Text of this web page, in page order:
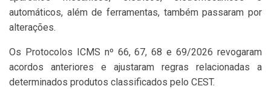
automáticos, além de ferramentas, também passaram por
alterações.
Os Protocolos ICMS nº 66, 67, 68 e 69/2026 revogaram
acordos anteriores e ajustaram regras relacionadas a
determinados produtos classificados pelo CEST.